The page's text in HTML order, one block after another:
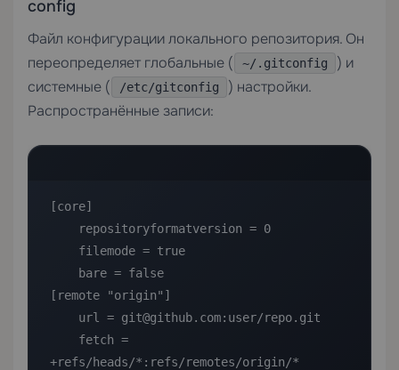
config
Файл конфигурации локального репозитория. Он
переопределяет глобальные (
~/.gitconfig
) и
системные (
/etc/gitconfig
) настройки.
Распространённые записи:
[core]
[remote "origin"]
+refs/heads/*:refs/remotes/origin/*